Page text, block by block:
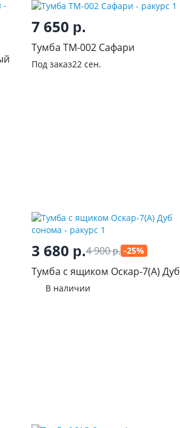
7 650 р.
Тумба ТМ-002 Сафари
Под заказ22 сен.
3 680 р.4 900р. -25%
Тумба с ящиком Оскар-7(А) Дуб
сонома
В наличии